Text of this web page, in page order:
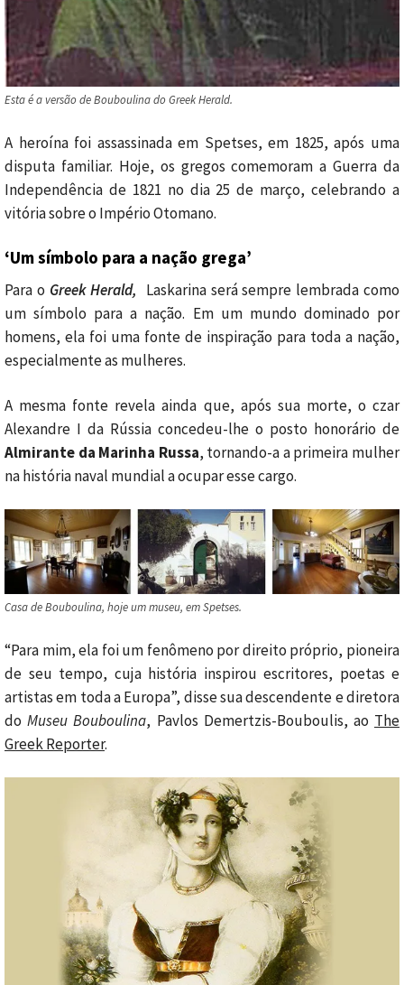
Esta é a versão de Bouboulina do Greek Herald.
A heroína foi assassinada em Spetses, em 1825, após uma
disputa familiar. Hoje, os gregos comemoram a Guerra da
Independência de 1821 no dia 25 de março, celebrando a
vitória sobre o Império Otomano.
‘Um símbolo para a nação grega’
Para o Greek Herald, Laskarina será sempre lembrada como
um símbolo para a nação. Em um mundo dominado por
homens, ela foi uma fonte de inspiração para toda a nação,
especialmente as mulheres.
A mesma fonte revela ainda que, após sua morte, o czar
Alexandre I da Rússia concedeu-lhe o posto honorário de
Almirante da Marinha Russa, tornando-a a primeira mulher
na história naval mundial a ocupar esse cargo.
Casa de Bouboulina, hoje um museu, em Spetses.
“Para mim, ela foi um fenômeno por direito próprio, pioneira
de seu tempo, cuja história inspirou escritores, poetas e
artistas em toda a Europa”, disse sua descendente e diretora
doMuseu Bouboulina, Pavlos Demertzis-Bouboulis, ao The
Greek Reporter.